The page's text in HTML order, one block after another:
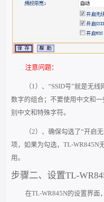
注意问题：
（1）、“SSID号”就是无
数字的组合；不要使用中文和
别中文和特殊字符。
（2）、确保勾选了“开启
项，如果为勾选，TL-WR845N
用。
步骤二、设置TL-
在TL-WR845N的设置界